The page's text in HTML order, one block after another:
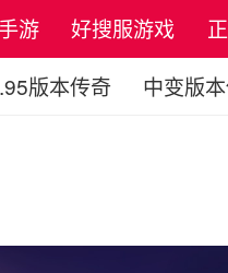
游 好搜服游戏
版本传奇 中变版